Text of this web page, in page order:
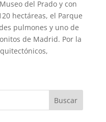
del Prado y con
hectáreas, el Parque
pulmones y uno de
de Madrid. Por la
Buscar